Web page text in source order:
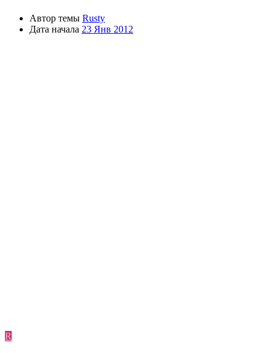
Автор темы Rusty
Дата начала 23 Янв 2012
R